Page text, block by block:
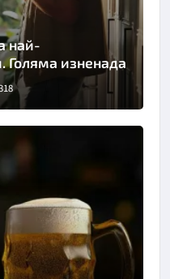
най-
Голяма изненада